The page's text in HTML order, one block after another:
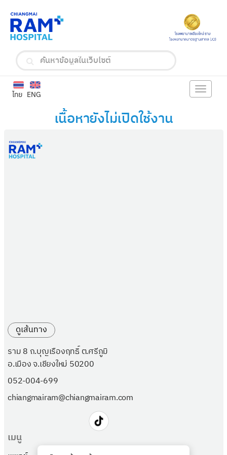
ENG
ไทย Toggle
เนื้อหายังไม่เปิดใช้งาน
เมนู
ดูเส้นทาง
ราม 8 ถ.บุญเรืองฤทธิ์ ต.ศรีภูมิ
อ.เมือง จ.เชียงใหม่ 50200
052-004-699
chiangmairam@chiangmairam.com